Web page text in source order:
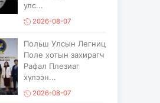
улс...
2026-08-07
Польш Улсын Легниц
Поле хотын захирагч
Рафал Плезиаг
хүлээн...
2026-08-07